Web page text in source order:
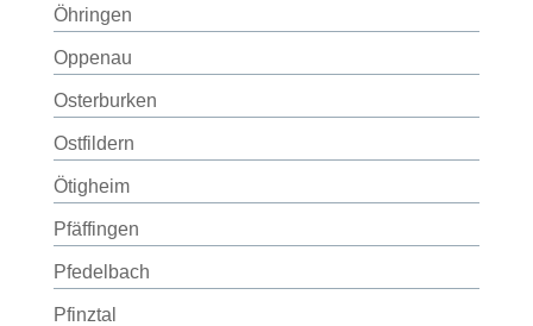
Öhringen
Oppenau
Osterburken
Ostfildern
Ötigheim
Pfäffingen
Pfedelbach
Pfinztal